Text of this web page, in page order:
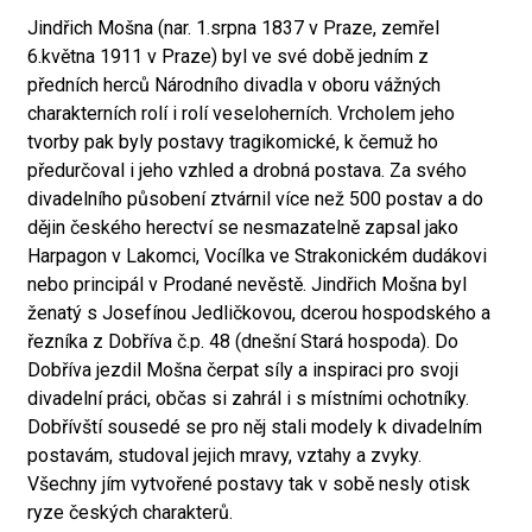
Jindřich Mošna (nar. 1.srpna 1837 v Praze, zemřel
6.května 1911 v Praze) byl ve své době jedním z
předních herců Národního divadla v oboru vážných
charakterních rolí i rolí veseloherních. Vrcholem jeho
tvorby pak byly postavy tragikomické, k čemuž ho
předurčoval i jeho vzhled a drobná postava. Za svého
divadelního působení ztvárnil více než 500 postav a do
dějin českého herectví se nesmazatelně zapsal jako
Harpagon v Lakomci, Vocílka ve Strakonickém dudákovi
nebo principál v Prodané nevěstě. Jindřich Mošna byl
ženatý s Josefínou Jedličkovou, dcerou hospodského a
řezníka z Dobříva č.p. 48 (dnešní Stará hospoda). Do
Dobříva jezdil Mošna čerpat síly a inspiraci pro svoji
divadelní práci, občas si zahrál i s místními ochotníky.
Dobřívští sousedé se pro něj stali modely k divadelním
postavám, studoval jejich mravy, vztahy a zvyky.
Všechny jím vytvořené postavy tak v sobě nesly otisk
ryze českých charakterů.